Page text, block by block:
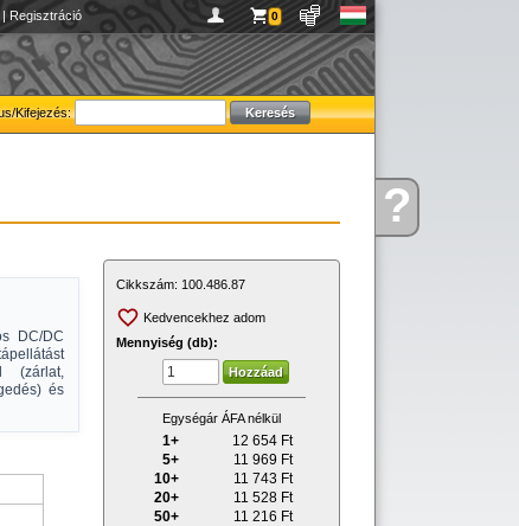
Kérdése
van
?
| Regisztráció 0
Kifejezés:
DC/DC
(zárlat,
és
Cikkszám: 100.486.87
Kedvencekhez adom
Mennyiség (db):
Egységár ÁFA nélkül
1+ 12 654 Ft
5+
11 969 Ft
10+
11 743 Ft
20+
11 528 Ft
50+
11 216 Ft